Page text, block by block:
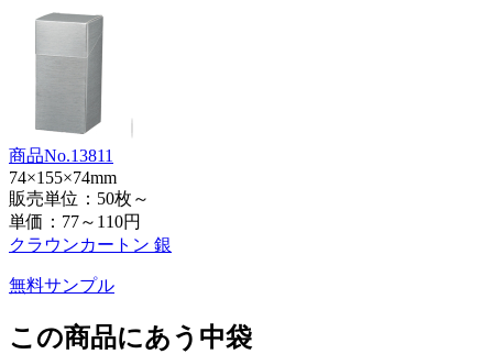
商品No.13811
74×155×74mm
販売単位：50枚～
単価： 77～110円
クラウンカートン 銀
無料サンプル
この商品にあう中袋